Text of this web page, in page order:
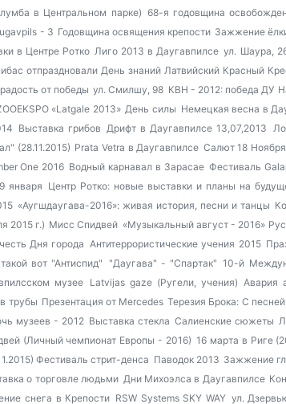
в Центральном парке) 68-я годовщина
- 3 Годовщина освящения крепости Зажжение
в Центре Ротко Лиго 2013 в Даугавпилсе ул. Шаура,
отпраздновали День знаний Латвийский Красный
от победы ул. Смилшу, 98 КВН - 2012: победа ДУ
«Latgale 2013» День силы Немецкая весна в
Выставка грибов Дрифт в Даугавпилсе 13,07,2013
(28.11.2015) Prata Vetra в Даугавпилсе Салют 18
One 2016 Водный карнавал в Зарасае Фестиваль
января Центр Ротко: новые выставки и планы на
«Аугшдаугава-2016»: живая история, песни и танцы
2015 г.) Мисс Спидвей «Музыкальный август - 2016»
Дня города Антитеррористические учения 2015
вот "Антиспид" "Даугава" - "Спартак" 10-й
музее Latvijas gaze (Ругели, учения) Авария
трубы Презентация от Mercedes Терезия Брока: С
музеев - 2012 Выставка стекла Салиенские сюжеты
(Личный чемпионат Европы - 2016) 16 марта в Риге
Фестиваль стрит-денса Паводок 2013 Зажжение
о торговле людьми Дни Михоэлса в Даугавпилсе
снега в Крепости RSW Systems SKY WAY ул.